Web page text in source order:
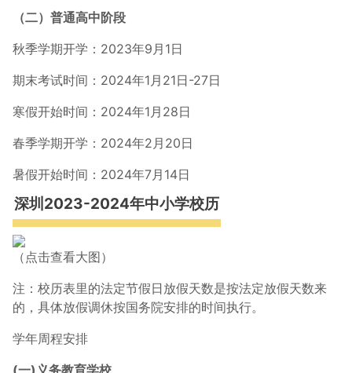
（二）普通高中阶段
秋季学期开学：2023年9月1日
期末考试时间：2024年1月21日-27日
寒假开始时间：2024年1月28日
春季学期开学：2024年2月20日
暑假开始时间：2024年7月14日
深圳2023-2024年中小学校历
（点击查看大图）
注：校历表里的法定节假日放假天数是按法定放假天数来
的，具体放假调休按国务院安排的时间执行。
学年周程安排